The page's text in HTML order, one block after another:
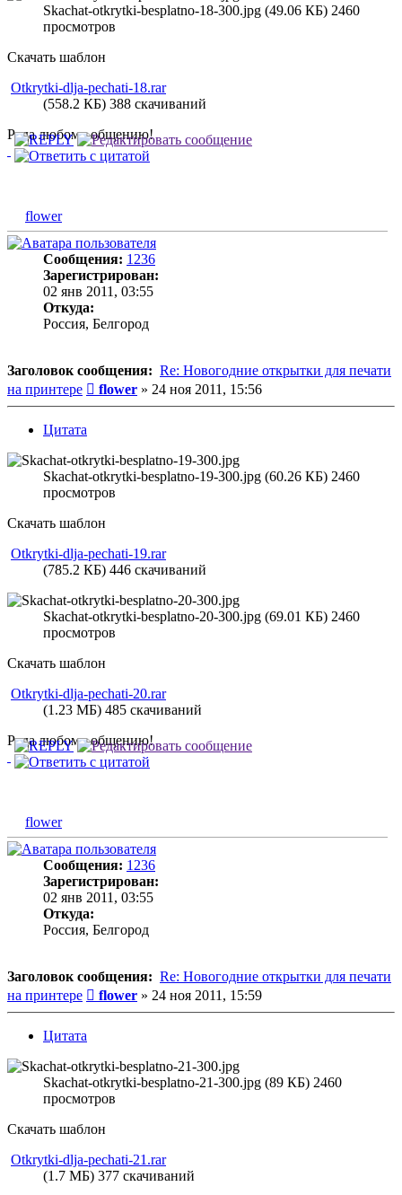
Skachat-otkrytki-besplatno-18-300.jpg (49.06 КБ) 2460
просмотров
Скачать шаблон
Otkrytki-dlja-pechati-18.rar
(558.2 КБ) 388 скачиваний
Рада любому общению!
flower
Сообщения: 1236
Зарегистрирован:
02 янв 2011, 03:55
Откуда:
Россия, Белгород
Заголовок сообщения: Re: Новогодние открытки для печати
на принтере
Сообщение
flower » 24 ноя 2011, 15:56
Цитата
Skachat-otkrytki-besplatno-19-300.jpg (60.26 КБ) 2460
просмотров
Скачать шаблон
Otkrytki-dlja-pechati-19.rar
(785.2 КБ) 446 скачиваний
Skachat-otkrytki-besplatno-20-300.jpg (69.01 КБ) 2460
просмотров
Скачать шаблон
Otkrytki-dlja-pechati-20.rar
(1.23 МБ) 485 скачиваний
Рада любому общению!
flower
Сообщения: 1236
Зарегистрирован:
02 янв 2011, 03:55
Откуда:
Россия, Белгород
Заголовок сообщения: Re: Новогодние открытки для печати
на принтере
Сообщение
flower » 24 ноя 2011, 15:59
Цитата
Skachat-otkrytki-besplatno-21-300.jpg (89 КБ) 2460
просмотров
Скачать шаблон
Otkrytki-dlja-pechati-21.rar
(1.7 МБ) 377 скачиваний